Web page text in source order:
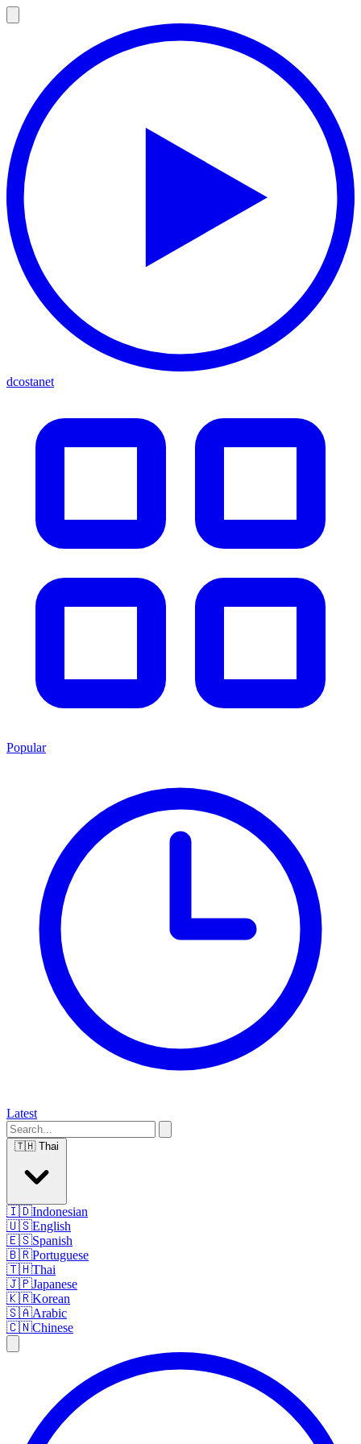
dcostanet
Popular
Latest
🇹🇭 Thai
🇮🇩Indonesian
🇺🇸English
🇪🇸Spanish
🇧🇷Portuguese
🇹🇭Thai
🇯🇵Japanese
🇰🇷Korean
🇸🇦Arabic
🇨🇳Chinese